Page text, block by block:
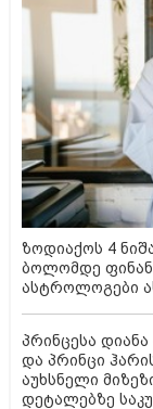
ზოდიაქოს 4
ბოლომდე
ასტროლოგები
პრინცესა
და პრინცი
აუხსნელი
დეტალებზე